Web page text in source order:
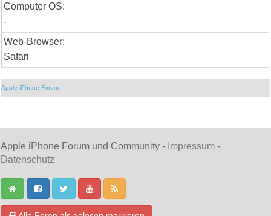
Computer OS:
-
Web-Browser:
Safari
Apple iPhone Forum
Apple iPhone Forum und Community - Impressum -
Datenschutz